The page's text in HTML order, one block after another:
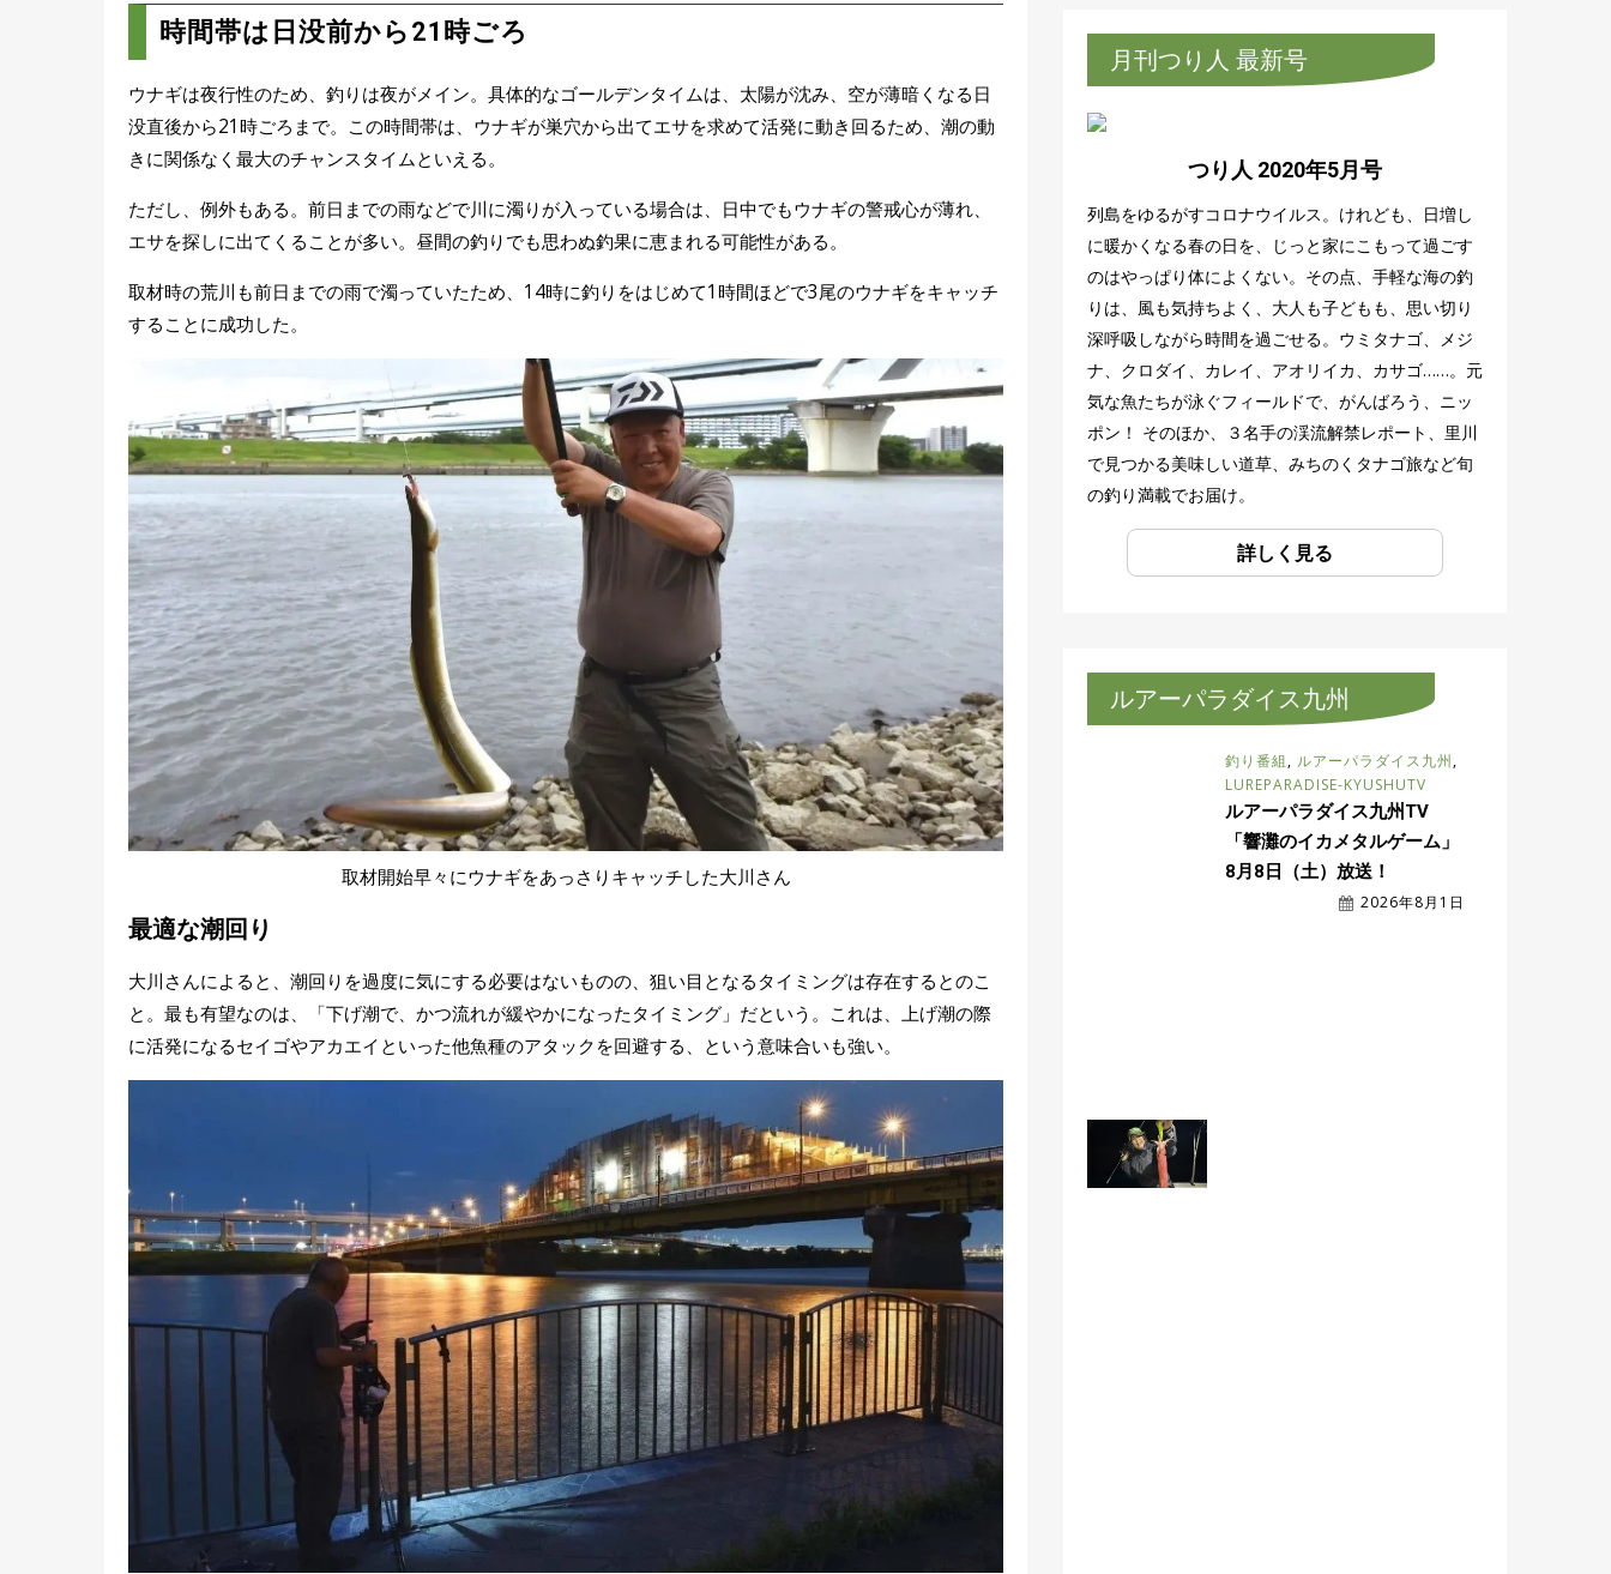
時間帯は日没前から21時ごろ
ウナギは夜行性のため、釣りは夜がメイン。具体的なゴールデンタイムは、太陽が沈み、空が薄暗くなる日
没直後から21時ごろまで。この時間帯は、ウナギが巣穴から出てエサを求めて活発に動き回るため、潮の動
きに関係なく最大のチャンスタイムといえる。
ただし、例外もある。前日までの雨などで川に濁りが入っている場合は、日中でもウナギの警戒心が薄れ、
エサを探しに出てくることが多い。昼間の釣りでも思わぬ釣果に恵まれる可能性がある。
取材時の荒川も前日までの雨で濁っていたため、14時に釣りをはじめて1時間ほどで3尾のウナギをキャッチ
することに成功した。
取材開始早々にウナギをあっさりキャッチした大川さん
最適な潮回り
大川さんによると、潮回りを過度に気にする必要はないものの、狙い目となるタイミングは存在するとのこ
と。最も有望なのは、「下げ潮で、かつ流れが緩やかになったタイミング」だという。これは、上げ潮の際
に活発になるセイゴやアカエイといった他魚種のアタックを回避する、という意味合いも強い。
月刊つり人 最新号
つり人 2020年5月号
列島をゆるがすコロナウイルス。けれども、日増し
に暖かくなる春の日を、じっと家にこもって過ごす
のはやっぱり体によくない。その点、手軽な海の釣
りは、風も気持ちよく、大人も子どもも、思い切り
深呼吸しながら時間を過ごせる。ウミタナゴ、メジ
ナ、クロダイ、カレイ、アオリイカ、カサゴ……。元
気な魚たちが泳ぐフィールドで、がんばろう、ニッ
ポン！ そのほか、３名手の渓流解禁レポート、里川
で見つかる美味しい道草、みちのくタナゴ旅など旬
の釣り満載でお届け。
詳しく見る
ルアーパラダイス九州
釣り番組, ルアーパラダイス九州,
LUREPARADISE-KYUSHUTV
ルアーパラダイス九州TV
「響灘のイカメタルゲーム」
8月8日（土）放送！
2026年8月1日